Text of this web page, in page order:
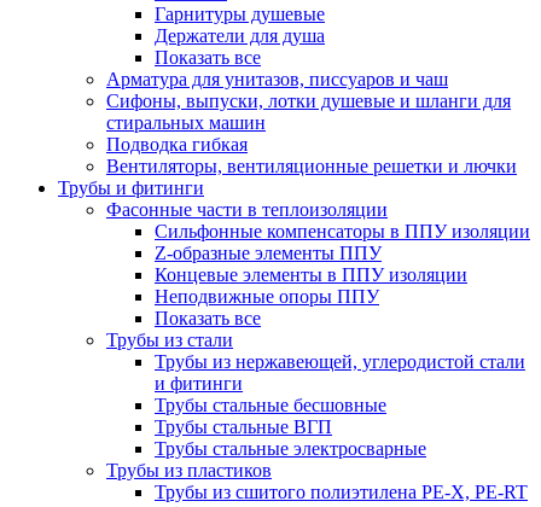
Гарнитуры душевые
Держатели для душа
Показать все
Арматура для унитазов, писсуаров и чаш
Сифоны, выпуски, лотки душевые и шланги для
стиральных машин
Подводка гибкая
Вентиляторы, вентиляционные решетки и лючки
Трубы и фитинги
Фасонные части в теплоизоляции
Cильфонные компенсаторы в ППУ изоляции
Z-образные элементы ППУ
Концевые элементы в ППУ изоляции
Неподвижные опоры ППУ
Показать все
Трубы из стали
Трубы из нержавеющей, углеродистой стали
и фитинги
Трубы стальные бесшовные
Трубы стальные ВГП
Трубы стальные электросварные
Трубы из пластиков
Трубы из сшитого полиэтилена PE-X, PE-RT